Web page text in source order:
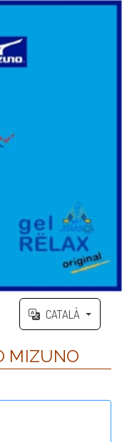
CATALÀ
MIZUNO